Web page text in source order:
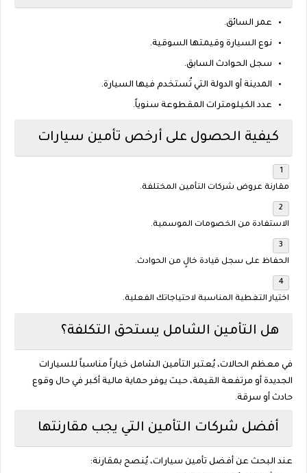
عمر السائق.
نوع السيارة وقيمتها السوقية.
سجل الحوادث السابق.
المدينة أو الدولة التي تُستخدم فيها السيارة.
عدد الكيلومترات المقطوعة سنوياً.
كيفية الحصول على أرخص تأمين سيارات
مقارنة عروض شركات التأمين المختلفة.
الاستفادة من الخصومات الموسمية.
الحفاظ على سجل قيادة خالٍ من الحوادث.
اختيار التغطية المناسبة لاحتياجاتك الفعلية.
هل التأمين الشامل يستحق التكلفة؟
في معظم الحالات، يُعتبر التأمين الشامل خياراً مناسباً للسيارات
الجديدة أو مرتفعة القيمة، حيث يوفر حماية مالية أكبر في حال وقوع
حادث أو سرقة.
أفضل شركات التأمين التي يجب مقارنتها
عند البحث عن أفضل تأمين سيارات، يُنصح بمقارنة: